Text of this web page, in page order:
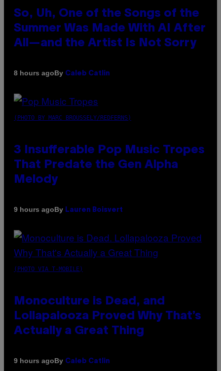
So, Uh, One of the Songs of the
Summer Was Made With AI After
All—and the Artist Is Not Sorry
8 hours agoBy Caleb Catlin
(PHOTO BY MARC BROUSSELY/REDFERNS)
3 Insufferable Pop Music Tropes
That Predate the Gen Alpha
Melody
9 hours agoBy Lauren Boisvert
(PHOTO VIA T-MOBILE)
Monoculture is Dead, and
Lollapalooza Proved Why That’s
Actually a Great Thing
9 hours agoBy Caleb Catlin